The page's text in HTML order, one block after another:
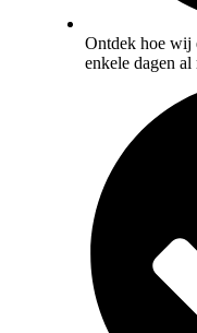
Ontdek hoe wij
enkele dagen al